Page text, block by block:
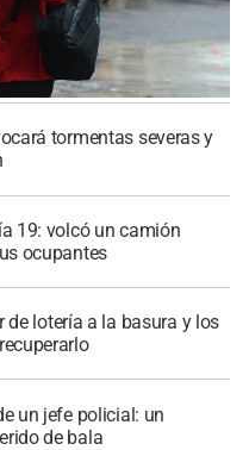
tormentas severas y
19: volcó un camión
ocupantes
de lotería a la basura y los
un jefe policial: un
de bala